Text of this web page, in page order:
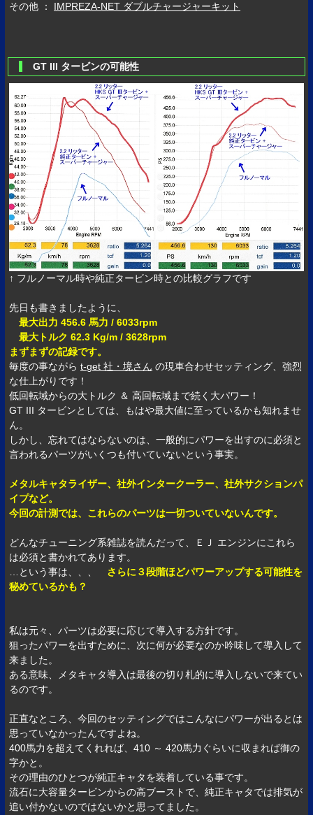
その他 ： IMPREZA-NET ダブルチャージャーキット
GT III タービンの可能性
↑ フルノーマル時や純正タービン時との比較グラフです
先日も書きましたように、
最大出力 456.6 馬力 / 6033rpm
最大トルク 62.3 Kg/m / 3628rpm
まずまずの記録です。
毎度の事ながらt-get 社・境さん の現車合わせセッティング、強烈
な仕上がりです！
低回転域からの大トルク ＆ 高回転域まで続く大パワー！
GT III タービンとしては、もはや最大値に至っているかも知れませ
ん。
しかし、忘れてはならないのは、一般的にパワーを出すのに必須と
言われるパーツがいくつも付いていないという事実。
メタルキャタライザー、社外インタークーラー、社外サクションパ
イプなど。
今回の計測では、これらのパーツは一切ついていないんです。
どんなチューニング系雑誌を読んだって、ＥＪ エンジンにこれら
は必須と書かれてあります。
…という事は、、、 さらに３段階ほどパワーアップする可能性を
秘めているかも？
私は元々、パーツは必要に応じて導入する方針です。
狙ったパワーを出すために、次に何が必要なのか吟味して導入して
来ました。
ある意味、メタキャタ導入は最後の切り札的に導入しないで来てい
るのです。
正直なところ、今回のセッティングではこんなにパワーが出るとは
思っていなかったんですよね。
400馬力を超えてくれれば、410 ～ 420馬力ぐらいに収まれば御の
字かと。
その理由のひとつが純正キャタを装着している事です。
流石に大容量タービンからの高ブーストで、純正キャタでは排気が
追い付かないのではないかと思ってました。